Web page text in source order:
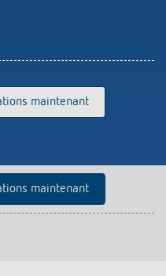
OKTO de Theben
maintenant
maintenant